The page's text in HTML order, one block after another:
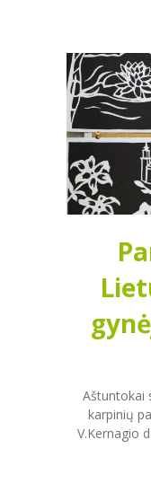
Aštuntokai
karpinių
V.Kernagio